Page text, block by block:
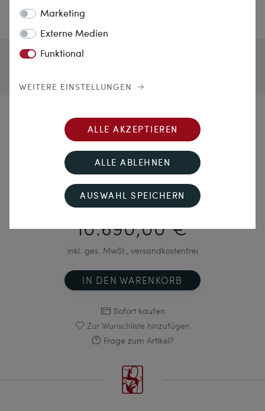
Gartenkunst
Antike Brosche mit Aquamarin, Diamanten & Perlen
in Gold, Deutschland um 1935
10.690,00 €
inkl. ges. MwSt., versandkostenfrei
IN DEN WARENKORB
Sofort kaufen
Zur Wunschliste hinzufügen
Frage zum Artikel?
Marketing
Externe Medien
Funktional
WEITERE EINSTELLUNGEN
ALLE AKZEPTIEREN
ALLE ABLEHNEN
AUSWAHL SPEICHERN